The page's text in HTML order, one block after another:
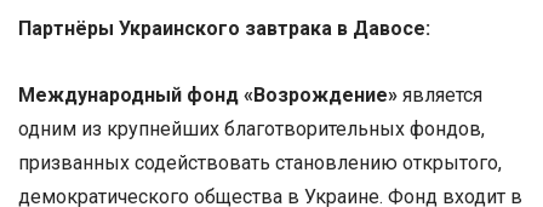
Партнёры Украинского завтрака в Давосе:
Международный фонд «Возрождение» является
одним из крупнейших благотворительных фондов,
призванных содействовать становлению открытого,
демократического общества в Украине. Фонд входит в